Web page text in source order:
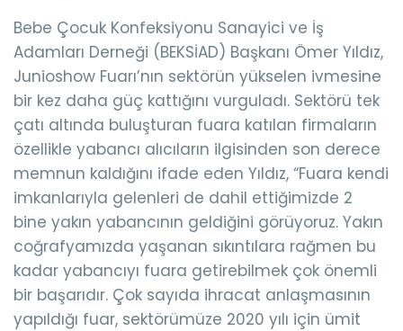
Bebe Çocuk Konfeksiyonu Sanayici ve İş
Adamları Derneği (BEKSİAD) Başkanı Ömer Yıldız,
Junioshow Fuarı’nın sektörün yükselen ivmesine
bir kez daha güç kattığını vurguladı. Sektörü tek
çatı altında buluşturan fuara katılan firmaların
özellikle yabancı alıcıların ilgisinden son derece
memnun kaldığını ifade eden Yıldız, “Fuara kendi
imkanlarıyla gelenleri de dahil ettiğimizde 2
bine yakın yabancının geldiğini görüyoruz. Yakın
coğrafyamızda yaşanan sıkıntılara rağmen bu
kadar yabancıyı fuara getirebilmek çok önemli
bir başarıdır. Çok sayıda ihracat anlaşmasının
yapıldığı fuar, sektörümüze 2020 yılı için ümit